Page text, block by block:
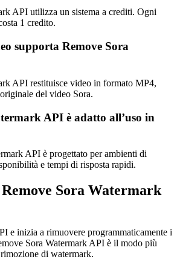
API utilizza un sistema a crediti. Ogni
1 credito.
supporta Remove Sora
API restituisce video in formato MP4,
del video Sora.
API è adatto all’uso in
API è progettato per ambienti di
e tempi di risposta rapidi.
Sora Watermark
e inizia a rimuovere programmaticamente i
Sora Watermark API è il modo più
di watermark.